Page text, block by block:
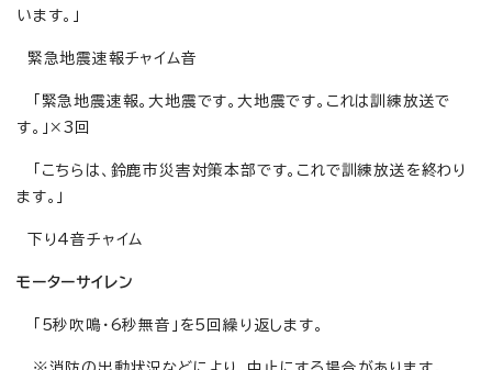
います。」
緊急地震速報チャイム音
「緊急地震速報。大地震です。大地震です。これは訓練放送で
す。」×3回
「こちらは、鈴鹿市災害対策本部です。これで訓練放送を終わり
ます。」
下り4音チャイム
モーターサイレン
「5秒吹鳴・6秒無音」を5回繰り返します。